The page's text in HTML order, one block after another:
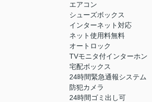
エアコン
シューズボックス
インターネット対応
ネット使用料無料
オートロック
TVモニタ付インターホン
宅配ボックス
24時間緊急通報システム
防犯カメラ
24時間ゴミ出し可